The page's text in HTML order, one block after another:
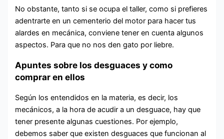
No obstante, tanto si se ocupa el taller, como si prefieres
adentrarte en un cementerio del motor para hacer tus
alardes en mecánica, conviene tener en cuenta algunos
aspectos. Para que no nos den gato por liebre.
Apuntes sobre los desguaces y como
comprar en ellos
Según los entendidos en la materia, es decir, los
mecánicos, a la hora de acudir a un desguace, hay que
tener presente algunas cuestiones. Por ejemplo,
debemos saber que existen desguaces que funcionan al